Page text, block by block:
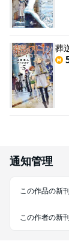
葬
通知管理
この作品の新
この作者の新